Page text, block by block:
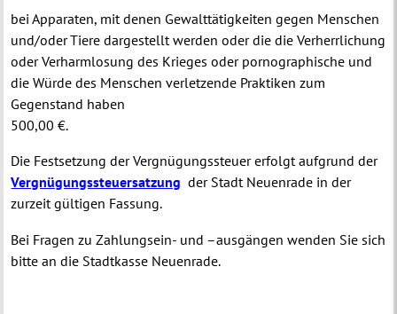
bei Apparaten, mit denen Gewalttätigkeiten gegen Menschen
und/oder Tiere dargestellt werden oder die die Verherrlichung
oder Verharmlosung des Krieges oder pornographische und
die Würde des Menschen verletzende Praktiken zum
Gegenstand haben
500,00 €.
Die Festsetzung der Vergnügungssteuer erfolgt aufgrund der
Vergnügungssteuersatzung der Stadt Neuenrade in der
zurzeit gültigen Fassung.
Bei Fragen zu Zahlungsein- und –ausgängen wenden Sie sich
bitte an die Stadtkasse Neuenrade.